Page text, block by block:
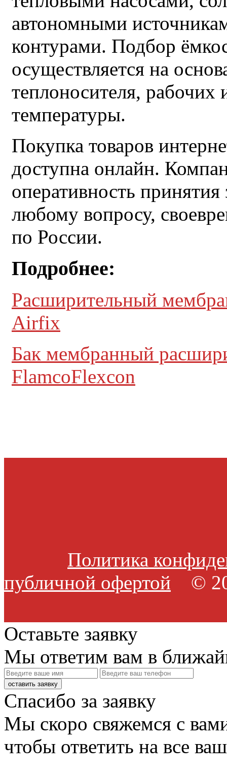
автономными
контурами. Подбор
осуществляется на
теплоносителя,
температуры.
Покупка товаров
доступна онлайн.
оперативность принятия
любому вопросу,
по России.
Подробнее:
Расширительный
Airfix
Бак мембранный
FlamcoFlexcon
Политика
публичной офертой ©
Оставьте заявку
Мы ответим вам в
оставить заявку
Спасибо за заявку
Мы скоро свяжемся с
чтобы ответить на все